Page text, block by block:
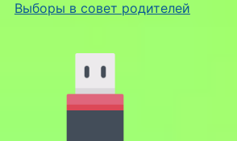
Выборы в совет родителей